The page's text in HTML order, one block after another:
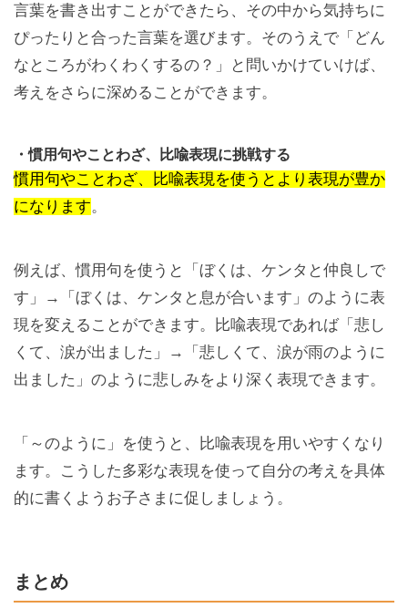
言葉を書き出すことができたら、その中から気持ちに
ぴったりと合った言葉を選びます。そのうえで「どん
なところがわくわくするの？」と問いかけていけば、
考えをさらに深めることができます。
・慣用句やことわざ、比喩表現に挑戦する
慣用句やことわざ、比喩表現を使うとより表現が豊か
になります。
例えば、慣用句を使うと「ぼくは、ケンタと仲良しで
す」→「ぼくは、ケンタと息が合います」のように表
現を変えることができます。比喩表現であれば「悲し
くて、涙が出ました」→「悲しくて、涙が雨のように
出ました」のように悲しみをより深く表現できます。
「～のように」を使うと、比喩表現を用いやすくなり
ます。こうした多彩な表現を使って自分の考えを具体
的に書くようお子さまに促しましょう。
まとめ